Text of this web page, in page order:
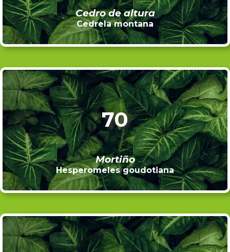
Cedro de altura
Cedrela montana
70
Mortiño
Hesperomeles goudotiana